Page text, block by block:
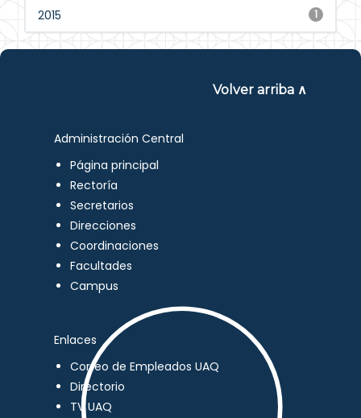
1
2015
Volver arriba ∧
Administración Central
Página principal
Rectoría
Secretarios
Direcciones
Coordinaciones
Facultades
Campus
Enlaces
Correo de Empleados UAQ
Directorio
TV UAQ